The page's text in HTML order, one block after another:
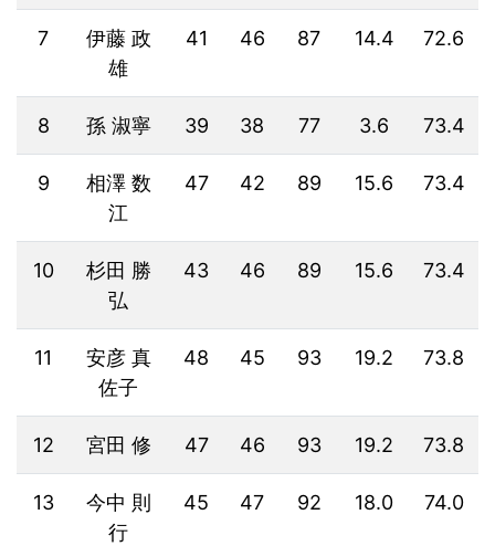
7
伊藤 政
雄
41 46 87 14.4 72.6
8 孫 淑寧 39 38 77 3.6 73.4
9
相澤 数
江
47 42 89 15.6 73.4
10
杉田 勝
弘
43 46 89 15.6 73.4
11
安彦 真
佐子
48 45 93 19.2 73.8
12 宮田 修 47 46 93 19.2 73.8
13
今中 則
行
45 47 92 18.0 74.0